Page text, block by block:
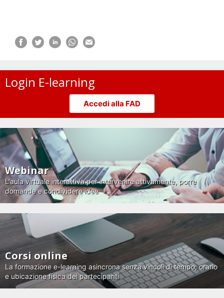
Login E-learning
Accedi alla FAD
Webinar
L'aula virtuale interattiva per intervenire attivamente, porre
domande e condividere idee
Corsi online
La formazione e-learning asincrona senza vincoli di tempo, orario
e ubicazione fisica dei partecipanti